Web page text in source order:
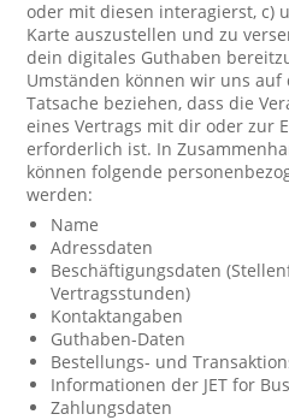
oder mit diesen interagierst, c)
Karte auszustellen und zu
dein digitales Guthaben
Umständen können wir uns
Tatsache beziehen, dass die
eines Vertrags mit dir oder zur
erforderlich ist. In
können folgende
werden:
Name
Adressdaten
Beschäftigungsdaten
Vertragsstunden)
Kontaktangaben
Guthaben-Daten
Bestellungs- und
Informationen der JET for
Zahlungsdaten